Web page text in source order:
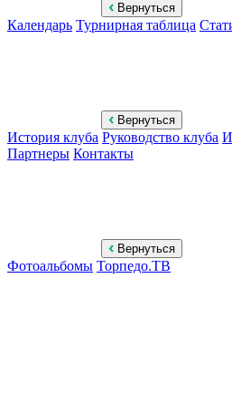
Вернуться
Календарь Турнирная таблица
Вернуться
История клуба Руководство клуба
Партнеры Контакты
Вернуться
Фотоальбомы Торпедо.ТВ